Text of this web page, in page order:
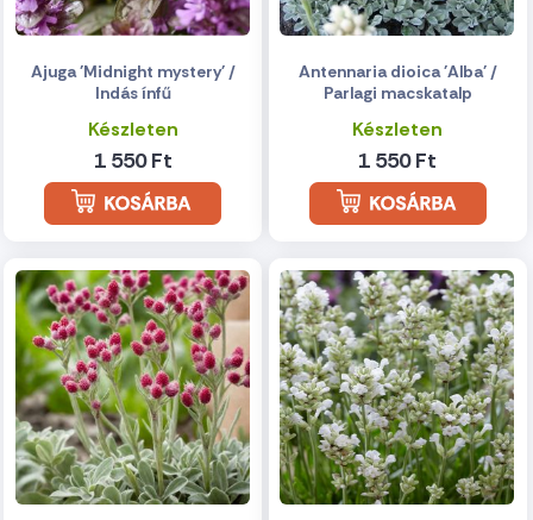
Ajuga 'Midnight mystery' /
Indás ínfű
Készleten
1 550 Ft
Antennaria dioica 'Alba' /
Parlagi macskatalp
Készleten
1 550 Ft